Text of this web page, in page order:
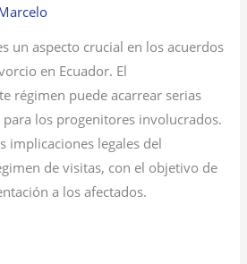
un aspecto crucial en los acuerdos
en Ecuador. El
régimen puede acarrear serias
para los progenitores involucrados.
implicaciones legales del
de visitas, con el objetivo de
a los afectados.